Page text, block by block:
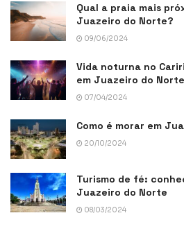
Qual a praia mais
Juazeiro do Norte?
09/06/2024
Vida noturna no
em Juazeiro do Norte
07/04/2024
Como é morar em
20/10/2024
Turismo de fé:
Juazeiro do Norte
08/03/2024